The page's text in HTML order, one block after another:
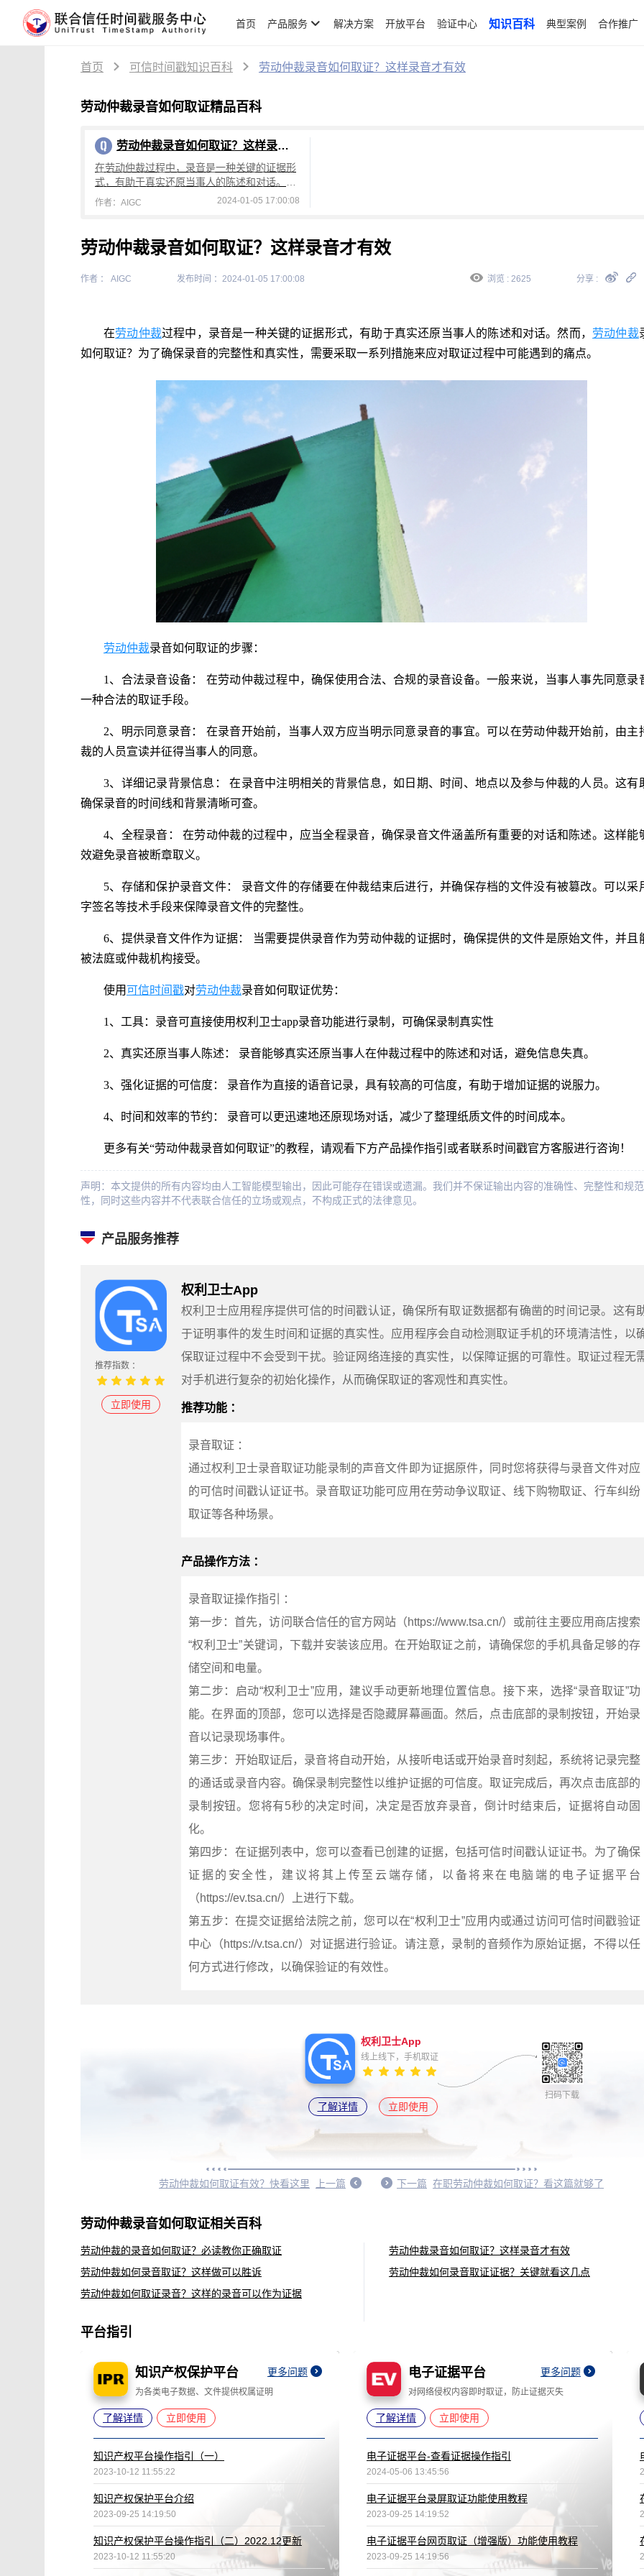
首页 产品服务 解决方案 开放平台 验证中心 知识百科 典型案例 合作推广
首页 可信时间戳知识百科 劳动仲裁录音如何取证？这样录音才有效
劳动仲裁录音如何取证精品百科
劳动仲裁录音如何取证？这样录音才有效
在劳动仲裁过程中，录音是一种关键的证据形
式，有助于真实还原当事人的陈述和对话。然
而，劳动仲裁录音如何取证？为了确保录音的
作者：AIGC 2024-01-05 17:00:08
劳动仲裁录音如何取证？这样录音才有效
作者 ： AIGC 发布时间 ：2024-01-05 17:00:08 浏览 : 2625 分享 :
在劳动仲裁过程中，录音是一种关键的证据形式，有助于真实还原当事人的陈述和对话。然而， 劳动仲裁
如何取证？为了确保录音的完整性和真实性，需要采取一系列措施来应对取证过程中可能遇到的痛点。
劳动仲裁录音如何取证的步骤：
1、合法录音设备： 在劳动仲裁过程中，确保使用合法、合规的录音设备。一般来说，当事人事先同意录
一种合法的取证手段。
2、明示同意录音： 在录音开始前，当事人双方应当明示同意录音的事宜。可以在劳动仲裁开始前，由主
裁的人员宣读并征得当事人的同意。
3、详细记录背景信息： 在录音中注明相关的背景信息，如日期、时间、地点以及参与仲裁的人员。这有
确保录音的时间线和背景清晰可查。
4、全程录音： 在劳动仲裁的过程中，应当全程录音，确保录音文件涵盖所有重要的对话和陈述。这样能
效避免录音被断章取义。
5、存储和保护录音文件： 录音文件的存储要在仲裁结束后进行，并确保存档的文件没有被篡改。可以采
字签名等技术手段来保障录音文件的完整性。
6、提供录音文件作为证据： 当需要提供录音作为劳动仲裁的证据时，确保提供的文件是原始文件，并且
被法庭或仲裁机构接受。
使用可信时间戳对劳动仲裁录音如何取证优势：
1、工具：录音可直接使用权利卫士app录音功能进行录制，可确保录制真实性
2、真实还原当事人陈述： 录音能够真实还原当事人在仲裁过程中的陈述和对话，避免信息失真。
3、强化证据的可信度： 录音作为直接的语音记录，具有较高的可信度，有助于增加证据的说服力。
4、时间和效率的节约： 录音可以更迅速地还原现场对话，减少了整理纸质文件的时间成本。
更多有关“劳动仲裁录音如何取证”的教程，请观看下方产品操作指引或者联系时间戳官方客服进行咨询！
声明：本文提供的所有内容均由人工智能模型输出，因此可能存在错误或遗漏。我们并不保证输出内容的准确性、完整性和规范
性，同时这些内容并不代表联合信任的立场或观点，不构成正式的法律意见。
产品服务推荐
推荐指数 ：
立即使用
权利卫士App
权利卫士应用程序提供可信的时间戳认证，确保所有取证数据都有确凿的时间记录。这有
于证明事件的发生时间和证据的真实性。应用程序会自动检测取证手机的环境清洁性，以
保取证过程中不会受到干扰。验证网络连接的真实性，以保障证据的可靠性。取证过程无
对手机进行复杂的初始化操作，从而确保取证的客观性和真实性。
推荐功能 ：
录音取证 ：
通过权利卫士录音取证功能录制的声音文件即为证据原件，同时您将获得与录音文件对应
的可信时间戳认证证书。录音取证功能可应用在劳动争议取证、线下购物取证、行车纠纷
取证等各种场景。
产品操作方法 ：
录音取证操作指引 ：
第一步：首先，访问联合信任的官方网站（https://www.tsa.cn/）或前往主要应用商店搜索
“权利卫士”关键词，下载并安装该应用。在开始取证之前，请确保您的手机具备足够的存
储空间和电量。
第二步：启动“权利卫士”应用，建议手动更新地理位置信息。接下来，选择“录音取证”功
能。在界面的顶部，您可以选择是否隐藏屏幕画面。然后，点击底部的录制按钮，开始录
音以记录现场事件。
第三步：开始取证后，录音将自动开始，从接听电话或开始录音时刻起，系统将记录完整
的通话或录音内容。确保录制完整性以维护证据的可信度。取证完成后，再次点击底部的
录制按钮。您将有5秒的决定时间，决定是否放弃录音，倒计时结束后，证据将自动固
化。
第四步：在证据列表中，您可以查看已创建的证据，包括可信时间戳认证证书。为了确保
证据的安全性，建议将其上传至云端存储，以备将来在电脑端的电子证据平台
（https://ev.tsa.cn/）上进行下载。
第五步：在提交证据给法院之前，您可以在“权利卫士”应用内或通过访问可信时间戳验证
中心（https://v.tsa.cn/）对证据进行验证。请注意，录制的音频作为原始证据，不得以任
何方式进行修改，以确保验证的有效性。
权利卫士App
线上线下，手机取证
了解详情 立即使用
扫码下载
劳动仲裁如何取证有效？快看这里 上一篇 下一篇 在职劳动仲裁如何取证？看这篇就够了
劳动仲裁录音如何取证相关百科
劳动仲裁的录音如何取证？必读教你正确取证
劳动仲裁录音如何取证？这样录音才有效
劳动仲裁如何录音取证？这样做可以胜诉
劳动仲裁如何录音取证证据？关键就看这几点
劳动仲裁如何取证录音？这样的录音可以作为证据
平台指引
知识产权保护平台 更多问题
为各类电子数据、文件提供权属证明
了解详情 立即使用
知识产权平台操作指引（一）
2023-10-12 11:55:22
知识产权保护平台介绍
2023-09-25 14:19:50
知识产权保护平台操作指引（二）2022.12更新
2023-10-12 11:55:20
电子证据平台 更多问题
对网络侵权内容即时取证，防止证据灭失
了解详情 立即使用
电子证据平台-查看证据操作指引
2024-05-06 13:45:56
电子证据平台录屏取证功能使用教程
2023-09-25 14:19:52
电子证据平台网页取证（增强版）功能使用教程
2023-09-25 14:19:56